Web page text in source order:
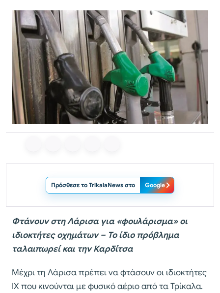
Πρόσθεσε το TrikalaNews στο Google
Φτάνουν στη Λάρισα για «φουλάρισμα» οι
ιδιοκτήτες οχημάτων – Το ίδιο πρόβλημα
ταλαιπωρεί και την Καρδίτσα
Μέχρι τη Λάρισα πρέπει να φτάσουν οι ιδιοκτήτες
ΙΧ που κινούνται με φυσικό αέριο από τα Τρίκαλα.